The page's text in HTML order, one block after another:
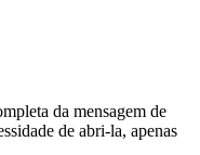
da mensagem de
de abri-la, apenas